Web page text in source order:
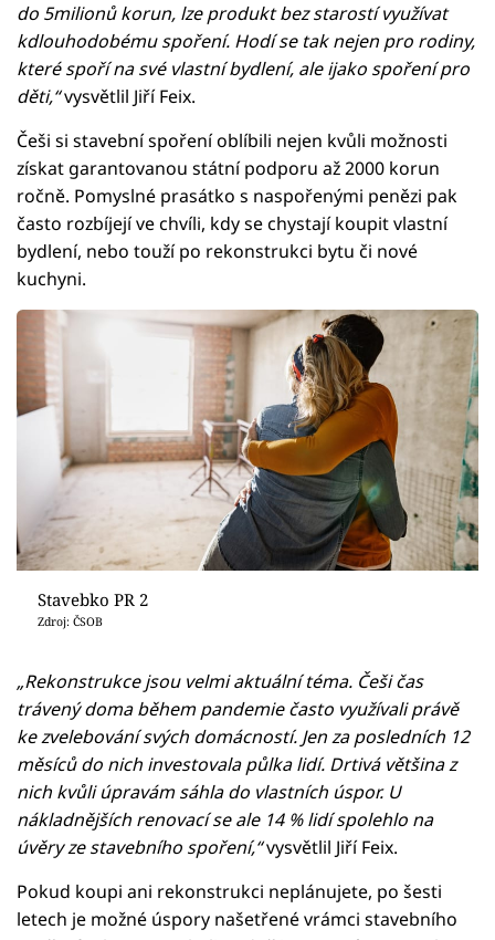
do 5milionů korun, lze produkt bez starostí využívat
kdlouhodobému spoření. Hodí se tak nejen pro rodiny,
které spoří na své vlastní bydlení, ale ijako spoření pro
děti,“vysvětlil Jiří Feix.
Češi si stavební spoření oblíbili nejen kvůli možnosti
získat garantovanou státní podporu až 2000 korun
ročně. Pomyslné prasátko s naspořenými penězi pak
často rozbíjejí ve chvíli, kdy se chystají koupit vlastní
bydlení, nebo touží po rekonstrukci bytu či nové
kuchyni.
Stavebko PR 2
Zdroj: ČSOB
„Rekonstrukce jsou velmi aktuální téma. Češi čas
trávený doma během pandemie často využívali právě
ke zvelebování svých domácností. Jen za posledních 12
měsíců do nich investovala půlka lidí. Drtivá většina z
nich kvůli úpravám sáhla do vlastních úspor. U
nákladnějších renovací se ale 14 % lidí spolehlo na
úvěry ze stavebního spoření,“vysvětlil Jiří Feix.
Pokud koupi ani rekonstrukci neplánujete, po šesti
letech je možné úspory našetřené vrámci stavebního